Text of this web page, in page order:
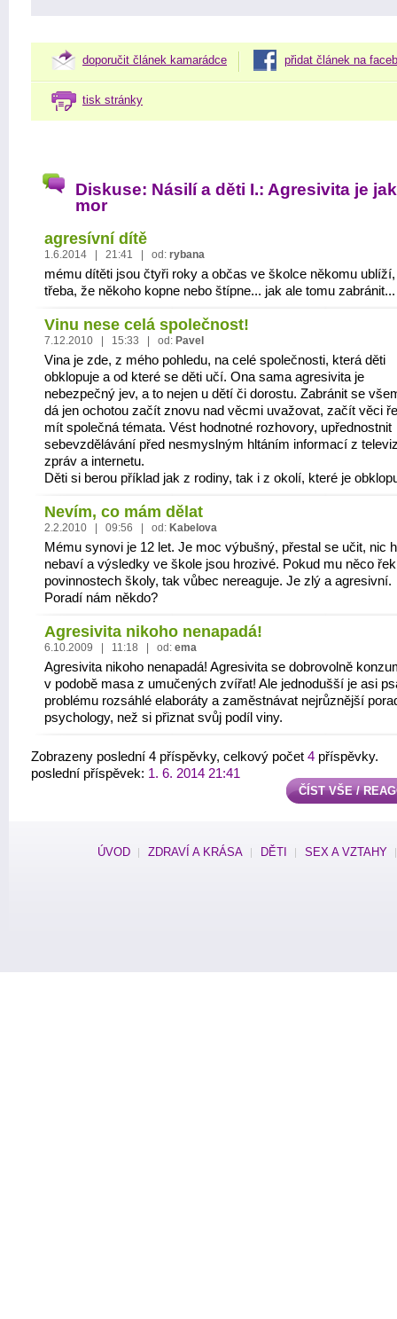
doporučit článek kamarádce přidat článek na
tisk stránky
Diskuse: Násilí a děti I.: Agresivita je
mor
agresívní dítě
1.6.2014 | 21:41 | od: rybana
mému dítěti jsou čtyři roky a občas ve školce někomu
třeba, že někoho kopne nebo štípne... jak ale tomu zabránit...
Vinu nese celá společnost!
7.12.2010 | 15:33 | od: Pavel
Vina je zde, z mého pohledu, na celé společnosti, která děti
obklopuje a od které se děti učí. Ona sama agresivita je
nebezpečný jev, a to nejen u dětí či dorostu. Zabránit se
dá jen ochotou začít znovu nad věcmi uvažovat, začít věci
mít společná témata. Vést hodnotné rozhovory, upřednostnit
sebevzdělávání před nesmyslným hltáním informací z
zpráv a internetu.
Děti si berou příklad jak z rodiny, tak i z okolí, které je
Nevím, co mám dělat
2.2.2010 | 09:56 | od: Kabelova
Mému synovi je 12 let. Je moc výbušný, přestal se učit, nic
nebaví a výsledky ve škole jsou hrozivé. Pokud mu něco
povinnostech školy, tak vůbec nereaguje. Je zlý a agresivní.
Poradí nám někdo?
Agresivita nikoho nenapadá!
6.10.2009 | 11:18 | od: ema
Agresivita nikoho nenapadá! Agresivita se dobrovolně
v podobě masa z umučených zvířat! Ale jednodušší je asi
problému rozsáhlé elaboráty a zaměstnávat nejrůznější
psychology, než si přiznat svůj podíl viny.
Zobrazeny poslední 4 příspěvky, celkový počet 4 příspěvky.
poslední příspěvek: 1. 6. 2014 21:41
ČÍST VŠE /
ÚVOD ZDRAVÍ A KRÁSA DĚTI SEX A VZTAHY